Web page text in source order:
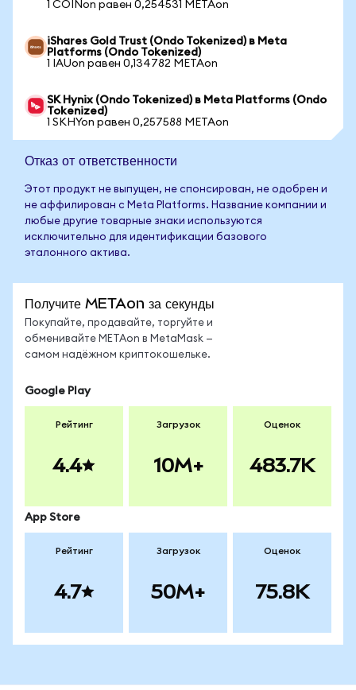
1 COINon равен 0,254531 METAon
iShares Gold Trust (Ondo Tokenized) в Meta
Platforms (Ondo Tokenized)
1 IAUon равен 0,134782 METAon
SK Hynix (Ondo Tokenized) в Meta Platforms (Ondo
Tokenized)
1 SKHYon равен 0,257588 METAon
Отказ от ответственности
Этот продукт не выпущен, не спонсирован, не одобрен и
не аффилирован с Meta Platforms. Название компании и
любые другие товарные знаки используются
исключительно для идентификации базового
эталонного актива.
Получите METAon за секунды
Покупайте, продавайте, торгуйте и
обменивайте METAon в MetaMask —
самом надёжном криптокошельке.
Google Play
Рейтинг
4.4
Загрузок
10M+
Оценок
483.7K
App Store
Рейтинг
4.7
Загрузок
50M+
Оценок
75.8K